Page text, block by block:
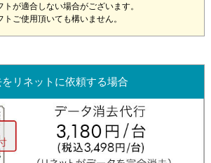
が適合しない場合がございます。
ご使用頂いても構いません。
リネットに依頼する場合